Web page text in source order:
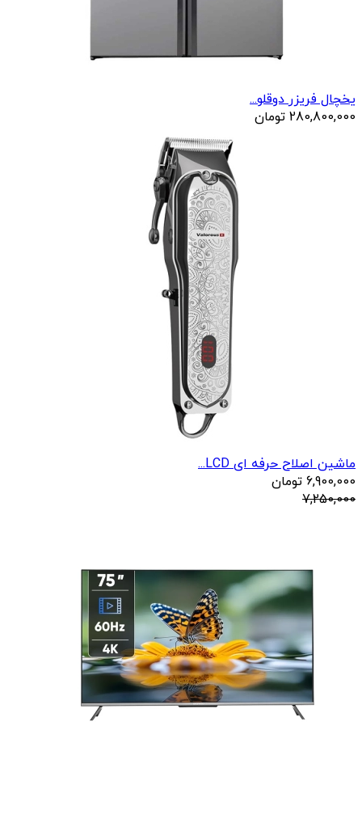
یخچال فریزر دوقلو...
280,800,000 تومان
ماشین اصلاح حرفه ای LCD...
6,900,000 تومان
7,250,000